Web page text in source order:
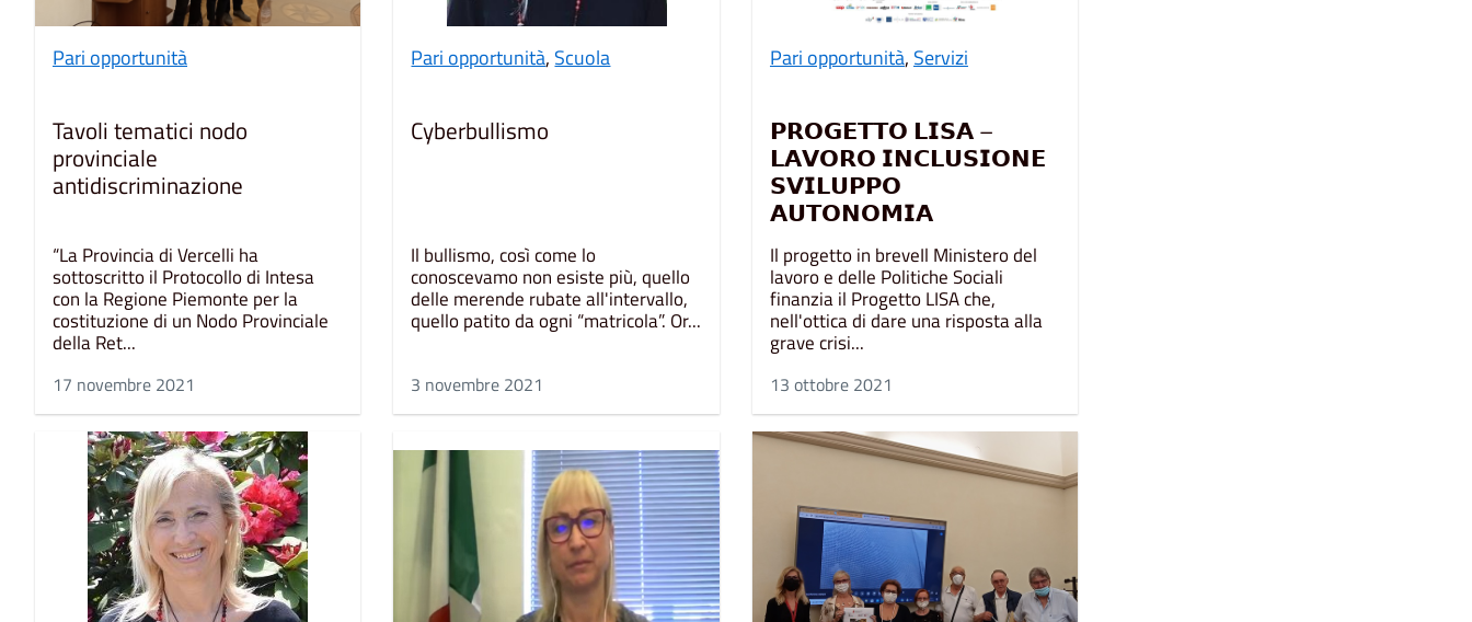
Pari opportunità
Tavoli tematici nodo
provinciale
antidiscriminazione
“La Provincia di Vercelli ha
sottoscritto il Protocollo di Intesa
con la Regione Piemonte per la
costituzione di un Nodo Provinciale
della Ret...
17 novembre 2021
Pari opportunità, Scuola
Cyberbullismo
Il bullismo, così come lo
conoscevamo non esiste più, quello
delle merende rubate all'intervallo,
quello patito da ogni “matricola”. Or...
3 novembre 2021
Pari opportunità, Servizi
𝗣𝗥𝗢𝗚𝗘𝗧𝗧𝗢 𝗟𝗜𝗦𝗔 –
𝗟𝗔𝗩𝗢𝗥𝗢 𝗜𝗡𝗖𝗟𝗨𝗦𝗜𝗢𝗡𝗘
𝗦𝗩𝗜𝗟𝗨𝗣𝗣𝗢
𝗔𝗨𝗧𝗢𝗡𝗢𝗠𝗜𝗔
Il progetto in breveIl Ministero del
lavoro e delle Politiche Sociali
finanzia il Progetto LISA che,
nell'ottica di dare una risposta alla
grave crisi...
13 ottobre 2021